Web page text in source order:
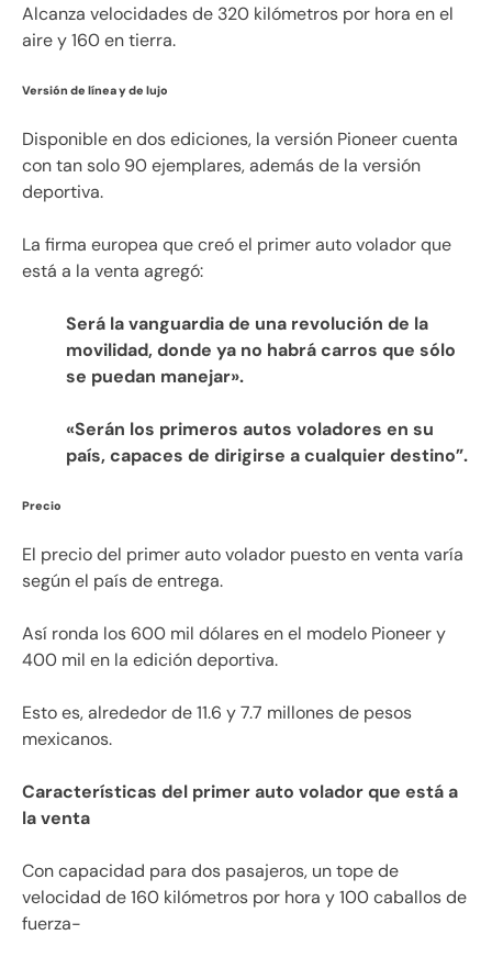
Alcanza velocidades de 320 kilómetros por hora en el
aire y 160 en tierra.
Versión de línea y de lujo
Disponible en dos ediciones, la versión Pioneer cuenta
con tan solo 90 ejemplares, además de la versión
deportiva.
La firma europea que creó el primer auto volador que
está a la venta agregó:
Será la vanguardia de una revolución de la
movilidad, donde ya no habrá carros que sólo
se puedan manejar».
«Serán los primeros autos voladores en su
país, capaces de dirigirse a cualquier destino”.
Precio
El precio del primer auto volador puesto en venta varía
según el país de entrega.
Así ronda los 600 mil dólares en el modelo Pioneer y
400 mil en la edición deportiva.
Esto es, alrededor de 11.6 y 7.7 millones de pesos
mexicanos.
Características del primer auto volador que está a
la venta
Con capacidad para dos pasajeros, un tope de
velocidad de 160 kilómetros por hora y 100 caballos de
fuerza-